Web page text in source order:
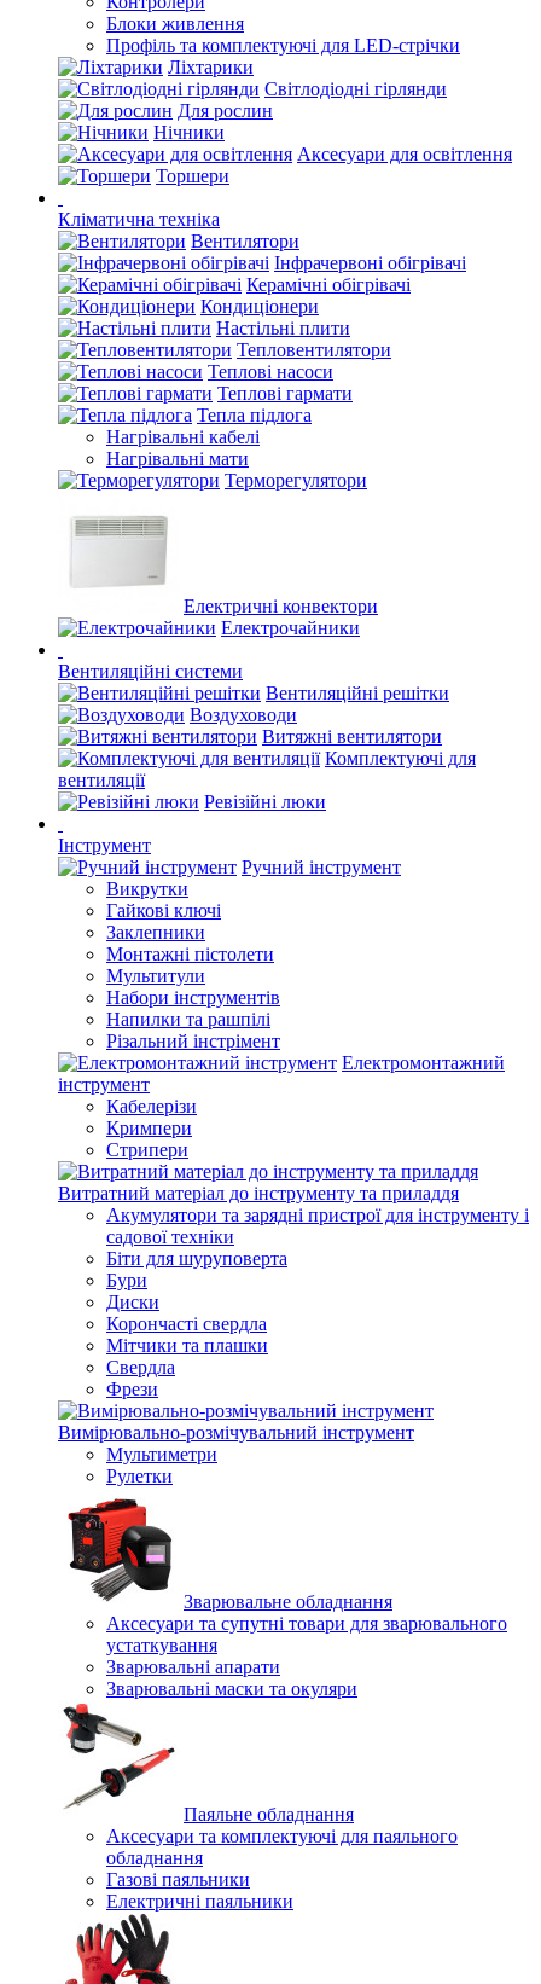
Блоки живлення
Профіль та комплектуючі для LED-стрічки
Ліхтарики
Світлодіодні гірлянди
Для рослин
Нічники
Аксесуари для освітлення
Торшери
Кліматична техніка
Вентилятори
Інфрачервоні обігрівачі
Керамічні обігрівачі
Кондиціонери
Настільні плити
Тепловентилятори
Теплові насоси
Теплові гармати
Тепла підлога
Нагрівальні кабелі
Нагрівальні мати
Терморегулятори
Електричні конвектори
Електрочайники
Вентиляційні системи
Вентиляційні решітки
Воздуховоди
Витяжні вентилятори
Комплектуючі для
вентиляції
Ревізійні люки
Інструмент
Ручний інструмент
Викрутки
Гайкові ключі
Заклепники
Монтажні пістолети
Мультитули
Набори інструментів
Напилки та рашпілі
Різальний інстрімент
Електромонтажний
інструмент
Кабелерізи
Кримпери
Стрипери
Витратний матеріал до інструменту та приладдя
Акумулятори та зарядні пристрої для інструменту і
садової техніки
Біти для шуруповерта
Бури
Диски
Корончасті свердла
Мітчики та плашки
Свердла
Фрези
Вимірювально-розмічувальний інструмент
Мультиметри
Рулетки
Зварювальне обладнання
Аксесуари та супутні товари для зварювального
устаткування
Зварювальні апарати
Зварювальні маски та окуляри
Паяльне обладнання
Аксесуари та комплектуючі для паяльного
обладнання
Газові паяльники
Електричні паяльники